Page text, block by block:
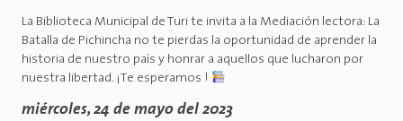
La Biblioteca Municipal de Turi te invita a la Mediación lectora: La
Batalla de Pichincha no te pierdas la oportunidad de aprender la
historia de nuestro país y honrar a aquellos que lucharon por
nuestra libertad. ¡Te esperamos !
miércoles, 24 de mayo del 2023